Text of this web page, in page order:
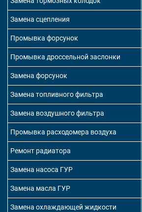
Замена сцепления
Промывка форсунок
Промывка дроссельной заслонки
Замена форсунок
Замена топливного фильтра
Замена воздушного фильтра
Промывка расходомера воздуха
Ремонт радиатора
Замена насоса ГУР
Замена масла ГУР
Замена охлаждающей жидкости